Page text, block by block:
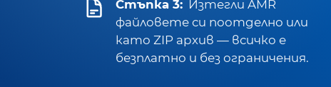
Стъпка 3: Изтегли AMR
файловете си поотделно или
като ZIP архив — всичко е
безплатно и без ограничения.